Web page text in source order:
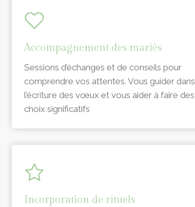
Accompagnement des mariés
Sessions d’échanges et de conseils pour
comprendre vos attentes. Vous guider dans
l’écriture des vœux et vous aider à faire des
choix significatifs
Incorporation de rituels